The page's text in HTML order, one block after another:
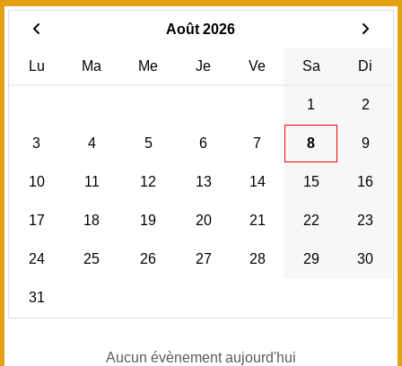
Août 2026
Lu Ma Me Je Ve Sa Di
1 2
3 4 5 6 7 8 9
10 11 12 13 14 15 16
17 18 19 20 21 22 23
24 25 26 27 28 29 30
31
Aucun évènement aujourd'hui